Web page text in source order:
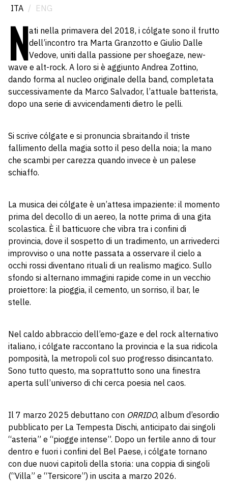
ITA / ENG
Nati nella primavera del 2018, i cólgate sono il frutto
dell’incontro tra Marta Granzotto e Giulio Dalle
Vedove, uniti dalla passione per shoegaze, new-
wave e alt-rock. A loro si è aggiunto Andrea Zottino,
dando forma al nucleo originale della band, completata
successivamente da Marco Salvador, l’attuale batterista,
dopo una serie di avvicendamenti dietro le pelli.
Si scrive cólgate e si pronuncia sbraitando il triste
fallimento della magia sotto il peso della noia; la mano
che scambi per carezza quando invece è un palese
schiaffo.
La musica dei cólgate è un’attesa impaziente: il momento
prima del decollo di un aereo, la notte prima di una gita
scolastica. È il batticuore che vibra tra i confini di
provincia, dove il sospetto di un tradimento, un arrivederci
improvviso o una notte passata a osservare il cielo a
occhi rossi diventano rituali di un realismo magico. Sullo
sfondo si alternano immagini rapide come in un vecchio
proiettore: la pioggia, il cemento, un sorriso, il bar, le
stelle.
Nel caldo abbraccio dell’emo-gaze e del rock alternativo
italiano, i cólgate raccontano la provincia e la sua ridicola
pomposità, la metropoli col suo progresso disincantato.
Sono tutto questo, ma soprattutto sono una finestra
aperta sull’universo di chi cerca poesia nel caos.
Il 7 marzo 2025 debuttano con ORRIDO, album d’esordio
pubblicato per La Tempesta Dischi, anticipato dai singoli
“asteria” e “piogge intense”. Dopo un fertile anno di tour
dentro e fuori i confini del Bel Paese, i cólgate tornano
con due nuovi capitoli della storia: una coppia di singoli
(“Villa” e “Tersicore”) in uscita a marzo 2026.